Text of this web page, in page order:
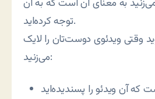
به معنای آن است که به آن
توجه کرده‌اید.
وقتی ویدئوی دوست‌تان را لایک
می‌زنید: